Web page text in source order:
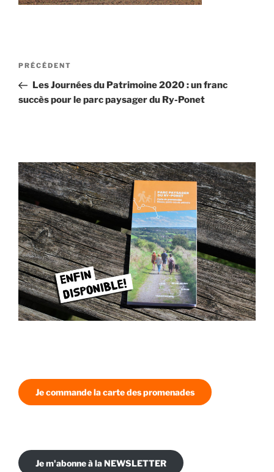
Navigation
l’article
Article
précédent
PRÉCÉDENT
Les Journées du Patrimoine 2020 : un franc
succès pour le parc paysager du Ry-Ponet
Je commande la carte des promenades
Je m'abonne à la NEWSLETTER